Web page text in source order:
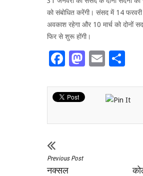
को संबोधित करेंगी। संसद में 14
अवकाश रहेगा और 10 मार्च को दोनों
फिर से शुरू होंगी।
Facebook
Email
Previous Post
नक्सल